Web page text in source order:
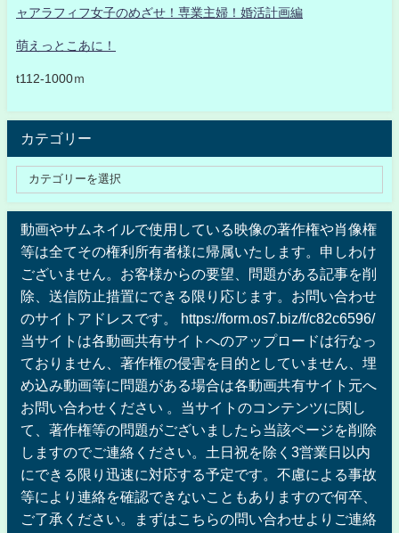
ャアラフィフ女子のめざせ！専業主婦！婚活計画編
萌えっとこあに！
t112-1000ｍ
カテゴリー
動画やサムネイルで使用している映像の著作権や肖像権
等は全てその権利所有者様に帰属いたします。申しわけ
ございません。お客様からの要望、問題がある記事を削
除、送信防止措置にできる限り応じます。お問い合わせ
のサイトアドレスです。 https://form.os7.biz/f/c82c6596/
当サイトは各動画共有サイトへのアップロードは行なっ
ておりません、著作権の侵害を目的としていません、埋
め込み動画等に問題がある場合は各動画共有サイト元へ
お問い合わせください 。当サイトのコンテンツに関し
て、著作権等の問題がございましたら当該ページを削除
しますのでご連絡ください。土日祝を除く3営業日以内
にできる限り迅速に対応する予定です。不慮による事故
等により連絡を確認できないこともありますので何卒、
ご了承ください。まずはこちらの問い合わせよりご連絡